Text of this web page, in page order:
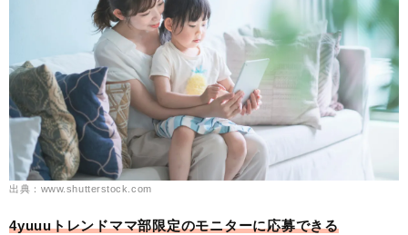
出典：www.shutterstock.com
4yuuuトレンドママ部限定のモニターに応募できる